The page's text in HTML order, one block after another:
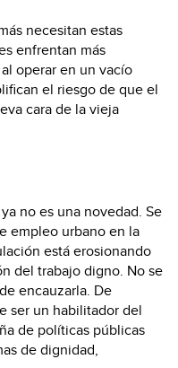
necesitan estas
enfrentan más
operar en un vacío
el riesgo de que el
cara de la vieja
no es una novedad. Se
empleo urbano en la
está erosionando
del trabajo digno. No se
encauzarla. De
ser un habilitador del
de políticas públicas
de dignidad,